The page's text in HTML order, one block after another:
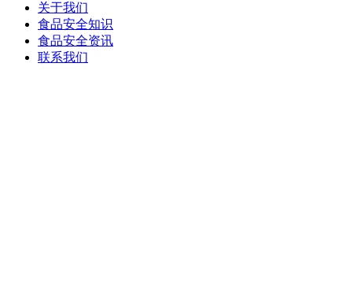
关于我们
食品安全知识
食品安全资讯
联系我们